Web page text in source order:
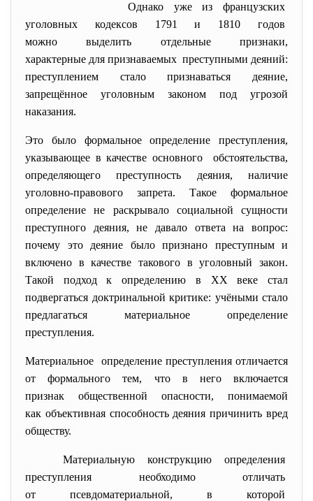
Однако уже из французских
уголовных кодексов 1791 и 1810 годов
можно выделить отдельные признаки,
характерные для признаваемых преступными деяний:
преступлением стало признаваться деяние,
запрещённое уголовным законом под угрозой
наказания.
Это было формальное определение преступления,
указывающее в качестве основного обстоятельства,
определяющего преступность деяния, наличие
уголовно-правового запрета. Такое формальное
определение не раскрывало социальной сущности
преступного деяния, не давало ответа на вопрос:
почему это деяние было признано преступным и
включено в качестве такового в уголовный закон.
Такой подход к определению в XX веке стал
подвергаться доктринальной критике: учёными стало
предлагаться материальное определение
преступления.
Материальное определение преступления отличается
от формального тем, что в него включается
признак общественной опасности, понимаемой
как объективная способность деяния причинить вред
обществу.
Материальную конструкцию определения
преступления необходимо отличать
от псевдоматериальной, в которой